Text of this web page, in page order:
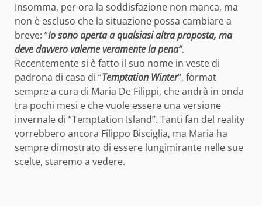
Insomma, per ora la soddisfazione non manca, ma
non è escluso che la situazione possa cambiare a
breve: “Io sono aperta a qualsiasi altra proposta, ma
deve davvero valerne veramente la pena”.
Recentemente si è fatto il suo nome in veste di
padrona di casa di “Temptation Winter“, format
sempre a cura di Maria De Filippi, che andrà in onda
tra pochi mesi e che vuole essere una versione
invernale di “Temptation Island”. Tanti fan del reality
vorrebbero ancora Filippo Bisciglia, ma Maria ha
sempre dimostrato di essere lungimirante nelle sue
scelte, staremo a vedere.